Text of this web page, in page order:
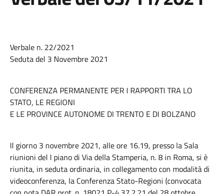
Verbale n. 22/2021
Seduta del 3 Novembre 2021
CONFERENZA PERMANENTE PER I RAPPORTI TRA LO
STATO, LE REGIONI
E LE PROVINCE AUTONOME DI TRENTO E DI BOLZANO
Il giorno 3 novembre 2021, alle ore 16.19, presso la Sala
riunioni del I piano di Via della Stamperia, n. 8 in Roma, si è
riunita, in seduta ordinaria, in collegamento con modalità di
videoconferenza, la Conferenza Stato-Regioni (convocata